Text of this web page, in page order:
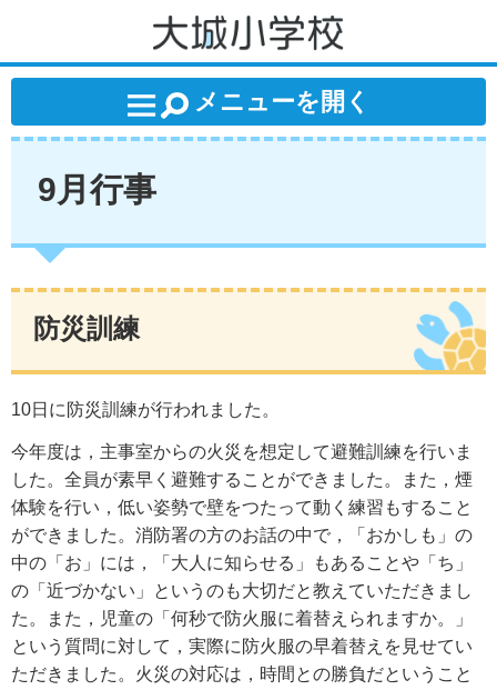
大城小学校
メニューを開く
9月行事
防災訓練
10日に防災訓練が行われました。
今年度は，主事室からの火災を想定して避難訓練を行いま
した。全員が素早く避難することができました。また，煙
体験を行い，低い姿勢で壁をつたって動く練習もすること
ができました。消防署の方のお話の中で，「おかしも」の
中の「お」には，「大人に知らせる」もあることや「ち」
の「近づかない」というのも大切だと教えていただきまし
た。また，児童の「何秒で防火服に着替えられますか。」
という質問に対して，実際に防火服の早着替えを見せてい
ただきました。火災の対応は，時間との勝負だということ